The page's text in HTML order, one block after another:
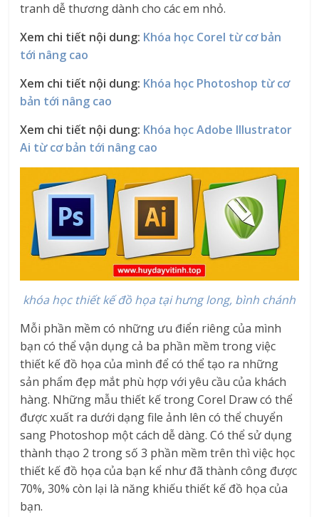
tranh dễ thương dành cho các em nhỏ.
Xem chi tiết nội dung: Khóa học Corel từ cơ bản
tới nâng cao
Xem chi tiết nội dung: Khóa học Photoshop từ cơ
bản tới nâng cao
Xem chi tiết nội dung: Khóa học Adobe Illustrator
Ai từ cơ bản tới nâng cao
khóa học thiết kế đồ họa tại hưng long, bình chánh
Mỗi phần mềm có những ưu điển riêng của mình
bạn có thể vận dụng cả ba phần mềm trong việc
thiết kế đồ họa của mình để có thể tạo ra những
sản phẩm đẹp mắt phù hợp với yêu cầu của khách
hàng. Những mẫu thiết kế trong Corel Draw có thể
được xuất ra dưới dạng file ảnh lên có thể chuyển
sang Photoshop một cách dễ dàng. Có thể sử dụng
thành thạo 2 trong số 3 phần mềm trên thì việc học
thiết kế đồ họa của bạn kể như đã thành công được
70%, 30% còn lại là năng khiếu thiết kế đồ họa của
bạn.